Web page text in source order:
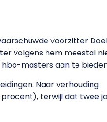
voorzitter
volgens hem meestal
hbo-masters aan te
Naar verhouding
procent), terwijl dat twee